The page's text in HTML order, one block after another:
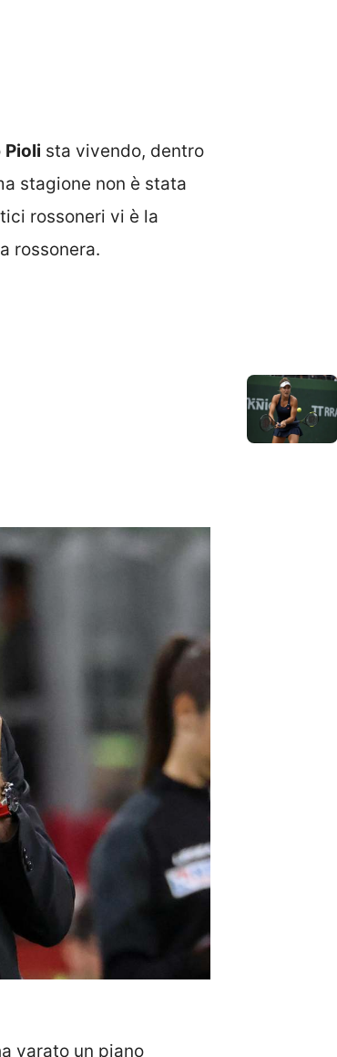
Pioli sta vivendo, dentro
stagione non è stata
rossoneri vi è la
rossonera.
varato un piano